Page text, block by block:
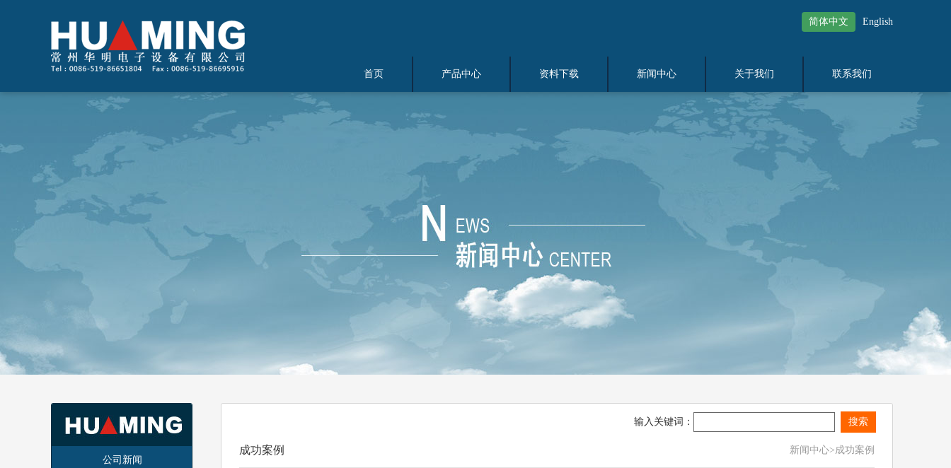
简体中文 English
首页 产品中心 资料下载 新闻中心 关于我们 联系我们
公司新闻
输入关键词：
成功案例 新闻中心>成功案例